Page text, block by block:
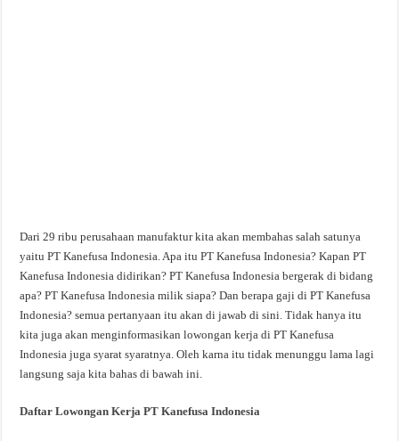
Dari 29 ribu perusahaan manufaktur kita akan membahas salah satunya
yaitu PT Kanefusa Indonesia. Apa itu PT Kanefusa Indonesia? Kapan PT
Kanefusa Indonesia didirikan? PT Kanefusa Indonesia bergerak di bidang
apa? PT Kanefusa Indonesia milik siapa? Dan berapa gaji di PT Kanefusa
Indonesia? semua pertanyaan itu akan di jawab di sini. Tidak hanya itu
kita juga akan menginformasikan lowongan kerja di PT Kanefusa
Indonesia juga syarat syaratnya. Oleh karna itu tidak menunggu lama lagi
langsung saja kita bahas di bawah ini.
Daftar Lowongan Kerja PT Kanefusa Indonesia